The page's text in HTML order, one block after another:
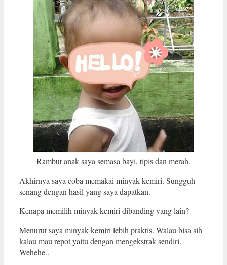
Rambut anak saya semasa bayi, tipis dan merah.
Akhirnya saya coba memakai minyak kemiri. Sungguh
senang dengan hasil yang saya dapatkan.
Kenapa memilih minyak kemiri dibanding yang lain?
Menurut saya minyak kemiri lebih praktis. Walau bisa sih
kalau mau repot yaitu dengan mengekstrak sendiri.
Wehehe..